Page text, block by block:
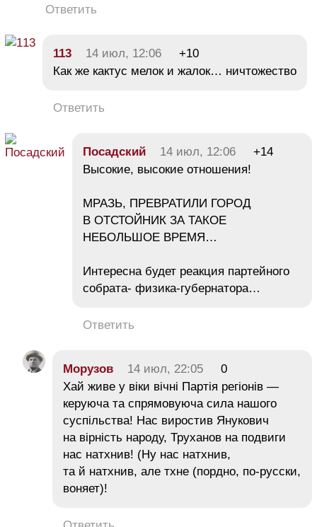
Ответить
113 14 июл, 12:06
+10
Как же кактус мелок и жалок… ничтожество
Ответить
Посадский 14 июл, 12:06
+14
Высокие, высокие отношения!
МРАЗЬ, ПРЕВРАТИЛИ ГОРОД
В ОТСТОЙНИК ЗА ТАКОЕ
НЕБОЛЬШОЕ ВРЕМЯ…
Интересна будет реакция партейного
собрата- физика-губернатора…
Ответить
Морузов 14 июл, 22:05
0
Хай живе у віки вічні Партія регіонів —
керуюча та спрямовуюча сила нашого
суспільства! Нас виростив Янукович
на вірність народу, Труханов на подвиги
нас натхнив! (Ну нас натхнив,
та й натхнив, але тхне (пордно, по-русски,
воняет)!